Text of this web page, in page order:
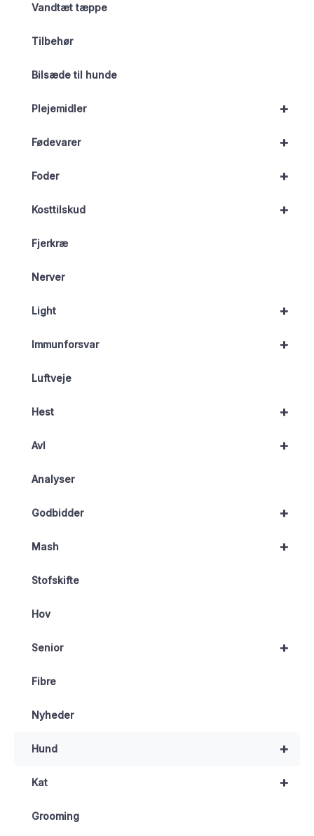
Vandtæt tæppe
Tilbehør
Bilsæde til hunde
+
Plejemidler
+
Fødevarer
+
Foder
+
Kosttilskud
Fjerkræ
Nerver
+
Light
+
Immunforsvar
Luftveje
+
Hest
+
Avl
Analyser
+
Godbidder
+
Mash
Stofskifte
Hov
+
Senior
Fibre
Nyheder
+
Hund
+
Kat
Grooming